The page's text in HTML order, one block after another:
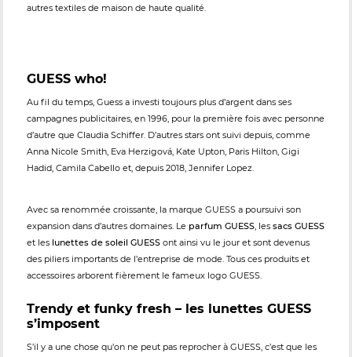
autres textiles de maison de haute qualité.
GUESS who!
Au fil du temps, Guess a investi toujours plus d’argent dans ses
campagnes publicitaires, en 1996, pour la première fois avec personne
d’autre que Claudia Schiffer. D’autres stars ont suivi depuis, comme
Anna Nicole Smith, Eva Herzigová, Kate Upton, Paris Hilton, Gigi
Hadid, Camila Cabello et, depuis 2018, Jennifer Lopez.
Avec sa renommée croissante, la marque GUESS a poursuivi son
expansion dans d’autres domaines. Le parfum GUESS, les sacs GUESS
et les lunettes de soleil GUESS ont ainsi vu le jour et sont devenus
des piliers importants de l’entreprise de mode. Tous ces produits et
accessoires arborent fièrement le fameux logo GUESS.
Trendy et funky fresh – les lunettes GUESS
s’imposent
S’il y a une chose qu’on ne peut pas reprocher à GUESS, c’est que les